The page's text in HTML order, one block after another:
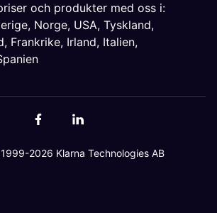
och produkter med oss i:
, Norge, USA, Tyskland,
, Frankrike, Irland, Italien,
2026 Klarna Technologies AB